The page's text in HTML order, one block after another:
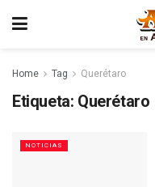
Home Tag Querétaro
Etiqueta: Querétaro
NOTICIAS